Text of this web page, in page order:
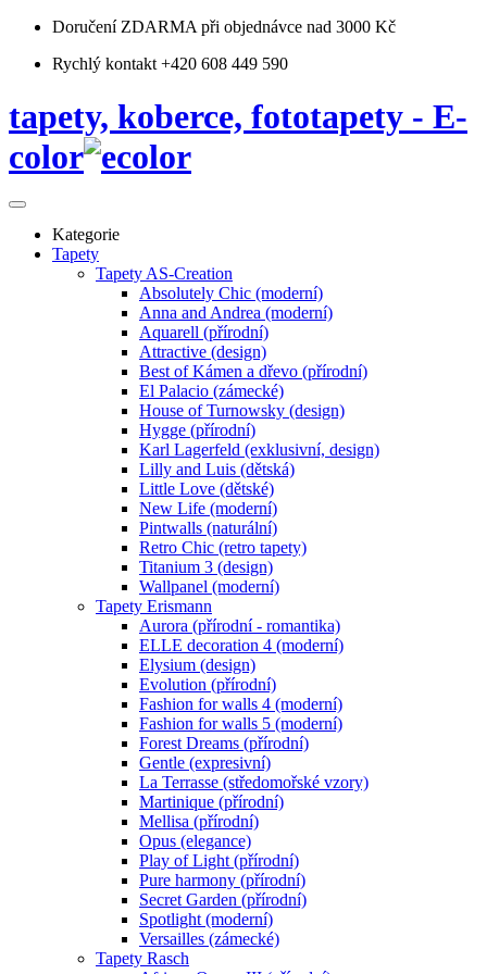
Doručení ZDARMA při objednávce nad 3000 Kč
Rychlý kontakt +420 608 449 590
tapety, koberce, fototapety - E-
color
Kategorie
Tapety
Tapety AS-Creation
Absolutely Chic (moderní)
Anna and Andrea (moderní)
Aquarell (přírodní)
Attractive (design)
Best of Kámen a dřevo (přírodní)
El Palacio (zámecké)
House of Turnowsky (design)
Hygge (přírodní)
Karl Lagerfeld (exklusivní, design)
Lilly and Luis (dětská)
Little Love (dětské)
New Life (moderní)
Pintwalls (naturální)
Retro Chic (retro tapety)
Titanium 3 (design)
Wallpanel (moderní)
Tapety Erismann
Aurora (přírodní - romantika)
ELLE decoration 4 (moderní)
Elysium (design)
Evolution (přírodní)
Fashion for walls 4 (moderní)
Fashion for walls 5 (moderní)
Forest Dreams (přírodní)
Gentle (expresivní)
La Terrasse (středomořské vzory)
Martinique (přírodní)
Mellisa (přírodní)
Opus (elegance)
Play of Light (přírodní)
Pure harmony (přírodní)
Secret Garden (přírodní)
Spotlight (moderní)
Versailles (zámecké)
Tapety Rasch